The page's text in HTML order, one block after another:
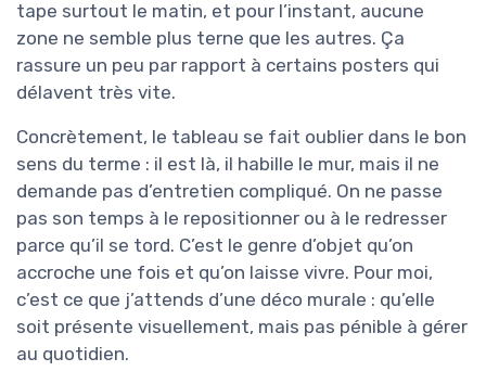
tape surtout le matin, et pour l’instant, aucune
zone ne semble plus terne que les autres. Ça
rassure un peu par rapport à certains posters qui
délavent très vite.
Concrètement, le tableau se fait oublier dans le bon
sens du terme : il est là, il habille le mur, mais il ne
demande pas d’entretien compliqué. On ne passe
pas son temps à le repositionner ou à le redresser
parce qu’il se tord. C’est le genre d’objet qu’on
accroche une fois et qu’on laisse vivre. Pour moi,
c’est ce que j’attends d’une déco murale : qu’elle
soit présente visuellement, mais pas pénible à gérer
au quotidien.